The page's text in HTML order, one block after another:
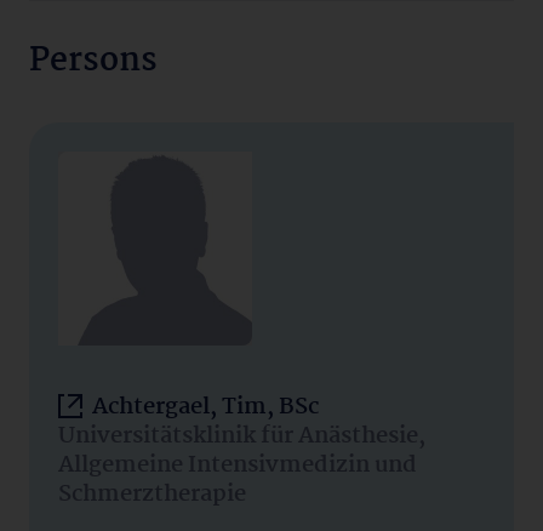
Persons
Achtergael, Tim, BSc
Universitätsklinik für Anästhesie,
Allgemeine Intensivmedizin und
Schmerztherapie